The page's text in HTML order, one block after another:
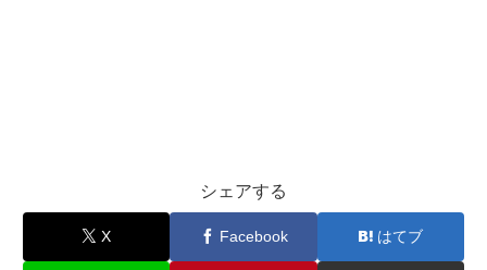
シェアする
X Facebook はてブ